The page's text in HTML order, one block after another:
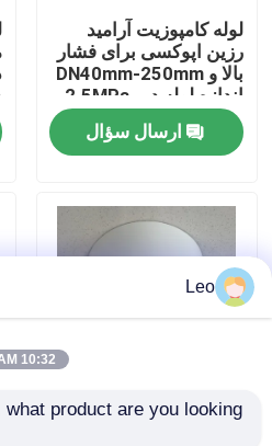
دربارهی ما
کارخانه تور
کنترل کیفیت
تماس با ما
اخبار
لوله کامپوزیت آرامید
رزین اپوکسی برای فشار
بالا و DN40mm-250mm
اندازه لوله در 2.5MPa-
32MPa فشار اسمی
ارسال سؤال
لوله پلاستیکی تقویت
Leo
10:32 AM
what product are you looking